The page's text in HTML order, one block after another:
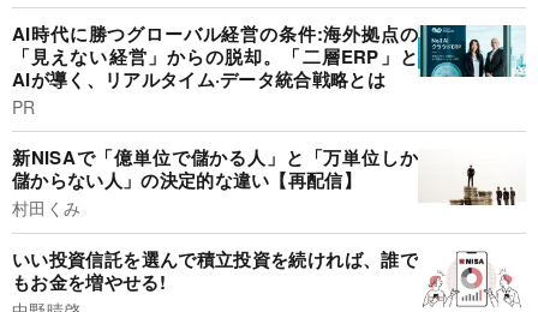
AI時代に勝つグローバル経営の条件:海外拠点の
「見えない経営」からの脱却。「二層ERP」と
AIが導く、リアルタイム·データ統合戦略とは
PR
新NISAで「億単位で儲かる人」と「万単位しか
儲からない人」の決定的な違い【再配信】
村田くみ
いい投資信託を選んで積立投資を続ければ、誰で
もお金を増やせる!